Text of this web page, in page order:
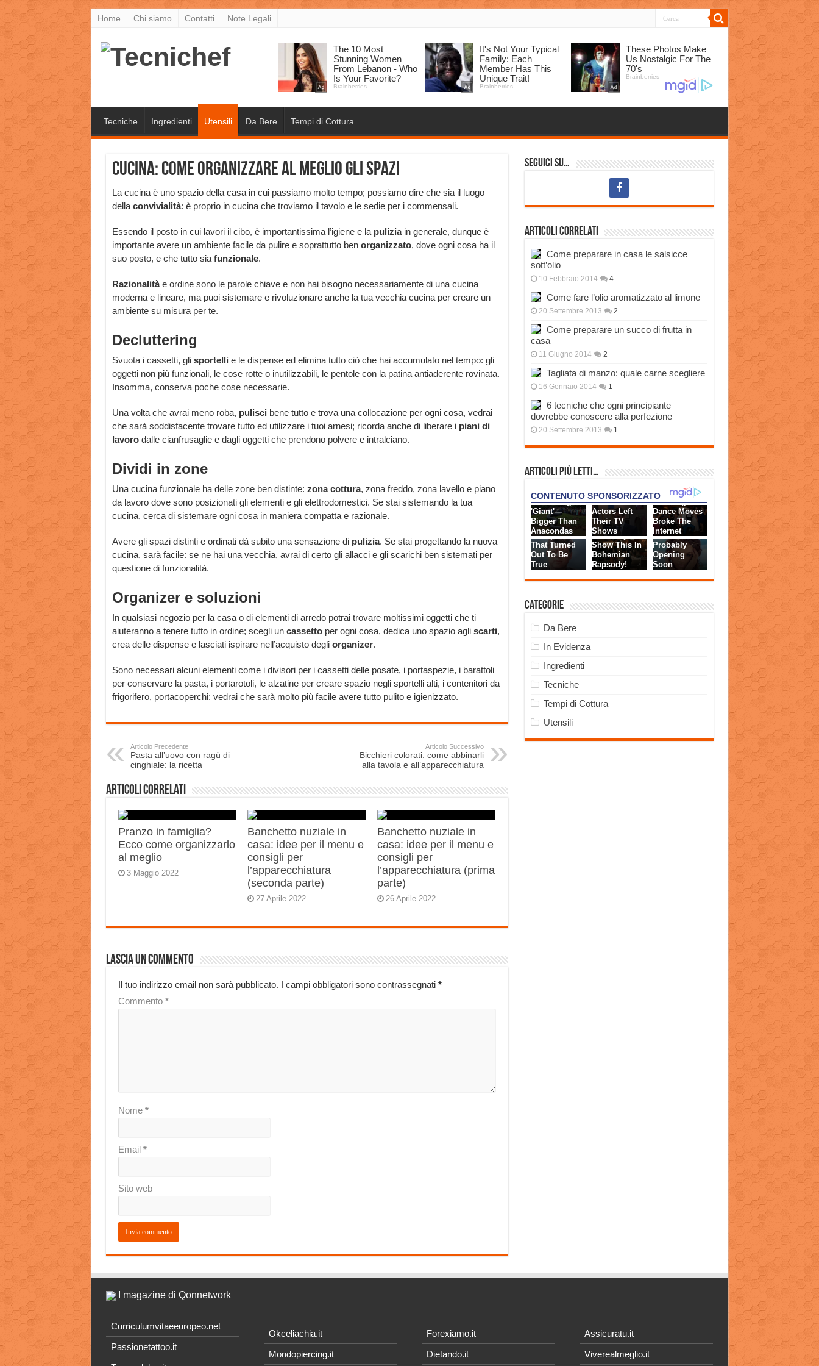
Home Chi siamo Contatti Note Legali
Tecniche Ingredienti Utensili Da Bere Tempi di Cottura
Cucina: come organizzare al meglio gli spazi
La cucina è uno spazio della casa in cui passiamo molto tempo; possiamo dire che sia il luogo
della convivialità: è proprio in cucina che troviamo il tavolo e le sedie per i commensali.
Essendo il posto in cui lavori il cibo, è importantissima l’igiene e la puliziain generale, dunque è
importante avere un ambiente facile da pulire e soprattutto ben organizzato, dove ogni cosa ha il
suo posto, e che tutto sia funzionale.
Razionalitàe ordine sono le parole chiave e non hai bisogno necessariamente di una cucina
moderna e lineare, ma puoi sistemare e rivoluzionare anche la tua vecchia cucina per creare un
ambiente su misura per te.
Decluttering
Svuota i cassetti, gli sportelli e le dispense ed elimina tutto ciò che hai accumulato nel tempo: gli
oggetti non più funzionali, le cose rotte o inutilizzabili, le pentole con la patina antiaderente rovinata.
Insomma, conserva poche cose necessarie.
Una volta che avrai meno roba, pulisci bene tutto e trova una collocazione per ogni cosa, vedrai
che sarà soddisfacente trovare tutto ed utilizzare i tuoi arnesi; ricorda anche di liberare i piani di
lavorodalle cianfrusaglie e dagli oggetti che prendono polvere e intralciano.
Dividi in zone
Una cucina funzionale ha delle zone ben distinte: zona cottura, zona freddo, zona lavello e piano
da lavoro dove sono posizionati gli elementi e gli elettrodomestici. Se stai sistemando la tua
cucina, cerca di sistemare ogni cosa in maniera compatta e razionale.
Avere gli spazi distinti e ordinati dà subito una sensazione di pulizia. Se stai progettando la nuova
cucina, sarà facile: se ne hai una vecchia, avrai di certo gli allacci e gli scarichi ben sistemati per
questione di funzionalità.
Organizer e soluzioni
In qualsiasi negozio per la casa o di elementi di arredo potrai trovare moltissimi oggetti che ti
aiuteranno a tenere tutto in ordine; scegli un cassettoper ogni cosa, dedica uno spazio agli scarti,
crea delle dispense e lasciati ispirare nell’acquisto degli organizer.
Sono necessari alcuni elementi come i divisori per i cassetti delle posate, i portaspezie, i barattoli
per conservare la pasta, i portarotoli, le alzatine per creare spazio negli sportelli alti, i contenitori da
frigorifero, portacoperchi: vedrai che sarà molto più facile avere tutto pulito e igienizzato.
Articolo Precedente
Pasta all’uovo con ragù di
cinghiale: la ricetta
Articolo Successivo
Bicchieri colorati: come abbinarli
alla tavola e all’apparecchiatura
Articoli correlati
Pranzo in famiglia?
Ecco come organizzarlo
al meglio
3 Maggio 2022
Banchetto nuziale in
casa: idee per il menu e
consigli per
l’apparecchiatura
(seconda parte)
27 Aprile 2022
Banchetto nuziale in
casa: idee per il menu e
consigli per
l’apparecchiatura (prima
parte)
26 Aprile 2022
Lascia un commento
Il tuo indirizzo email non sarà pubblicato. I campi obbligatori sono contrassegnati *
Commento *
Nome *
Email *
Sito web
Seguici su…
Articoli correlati
Come preparare in casa le salsicce
sott’olio
10 Febbraio 2014 4
Come fare l’olio aromatizzato al limone
20 Settembre 2013 2
Come preparare un succo di frutta in
casa
11 Giugno 2014 2
Tagliata di manzo: quale carne scegliere
16 Gennaio 2014 1
6 tecniche che ogni principiante
dovrebbe conoscere alla perfezione
20 Settembre 2013 1
Articoli più Letti…
Categorie
Da Bere
In Evidenza
Ingredienti
Tecniche
Tempi di Cottura
Utensili
I magazine di Qonnetwork
Curriculumvitaeeuropeo.net
Passionetattoo.it
Okceliachia.it
Mondopiercing.it
Forexiamo.it
Dietando.it
Assicuratu.it
Viverealmeglio.it